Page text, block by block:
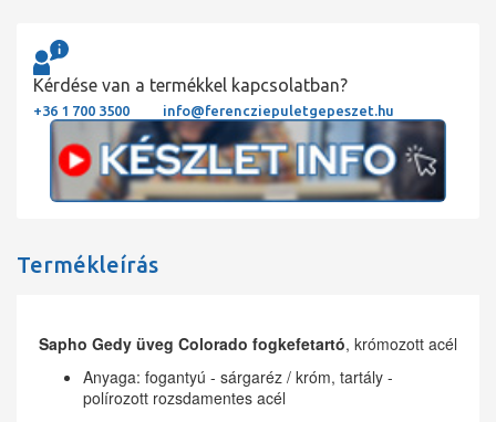
Kérdése van a termékkel kapcsolatban?
+36 1 700 3500 info@ferencziepuletgepeszet.hu
Termékleírás
Sapho Gedy üveg Colorado fogkefetartó, krómozott acél
Anyaga: fogantyú - sárgaréz / króm, tartály -
polírozott rozsdamentes acél